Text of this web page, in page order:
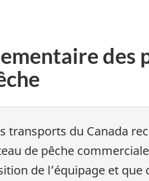
des
transports du Canada
de pêche
de l’équipage et